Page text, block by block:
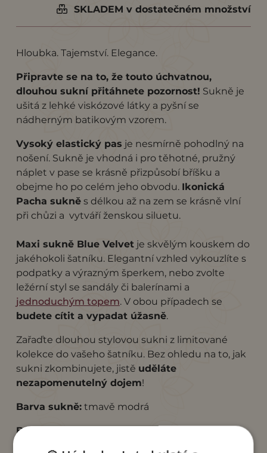
SKLADEM v dostatečném množství
Hloubka. Tajemství. Elegance.
Připravte se na to, že touto úchvatnou,
dlouhou sukní přitáhnete pozornost! Sukně je
ušitá z lehké viskózové látky a pyšní se
nádherným batikovým vzorem.
Vysoký elastický pas je nesmírně pohodlný na
nošení. Sukně je vhodná i pro těhotné, pružný
náplet v pase se krásně přizpůsobí bříšku a
obejme ho po celém jeho obvodu. Ikonická
Pacha sukněs délkou až na zem se krásně vlní
při chůzi a vytváří ženskou siluetu.
Maxi sukně Blue Velvetje skvělým kouskem do
jakéhokoli šatníku. Elegantní vzhled vykouzlíte s
podpatky a výrazným šperkem, nebo zvolte
ležérní styl se sandály či balerínami a
jednoduchým topem. V obou případech se
budete cítit a vypadat úžasně.
Zařaďte dlouhou stylovou sukni z limitované
kolekce do vašeho šatníku. Bez ohledu na to, jak
sukni zkombinujete, jistě uděláte
nezapomenutelný dojem!
Barva sukně:tmavě modrá
Barva lemu: